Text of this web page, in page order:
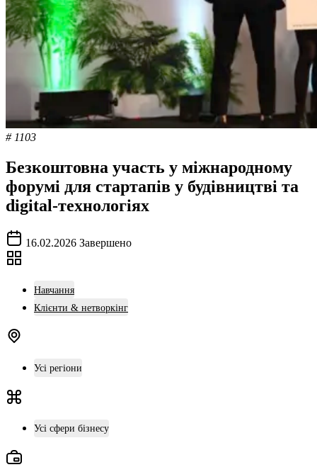
# 1103
Безкоштовна участь у міжнародному
форумі для стартапів у будівництві та
digital-технологіях
16.02.2026 Завершено
Навчання
Клієнти & нетворкінг
Усі регіони
Усі сфери бізнесу